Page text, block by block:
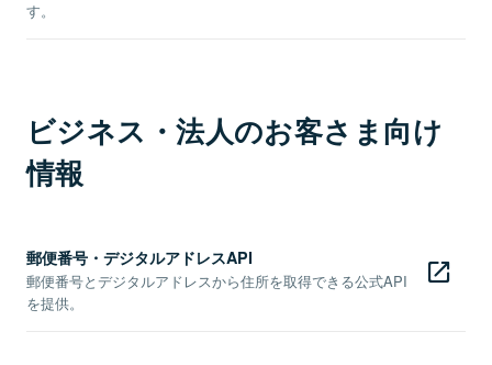
す。
ビジネス・法人のお客さま向け
情報
郵便番号・デジタルアドレスAPI
郵便番号とデジタルアドレスから住所を取得できる公式API
を提供。